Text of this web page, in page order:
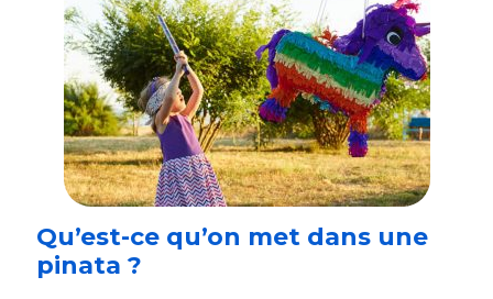
Qu’est-ce qu’on met dans une
pinata ?